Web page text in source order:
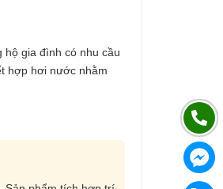
gia đình có nhu cầu
hợp hơi nước nhằm